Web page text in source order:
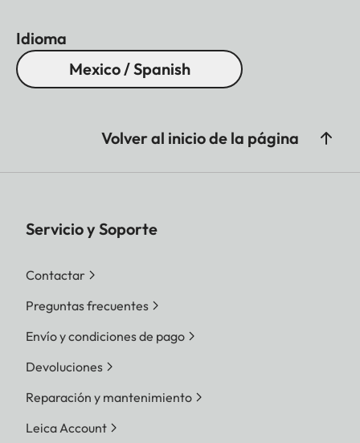
Idioma
Mexico / Spanish
Volver al inicio de la página
Servicio y Soporte
Contactar
Preguntas frecuentes
Envío y condiciones de pago
Devoluciones
Reparación y mantenimiento
Leica Account